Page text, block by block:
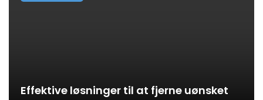
Effektive løsninger til at fjerne uønsket